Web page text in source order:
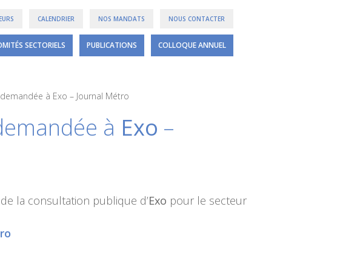
CALENDRIER NOS MANDATS NOUS CONTACTER
SECTORIELS PUBLICATIONS COLLOQUE ANNUEL
à Exo – Journal Métro
à Exo –
la consultation publique d’Exo pour le secteur